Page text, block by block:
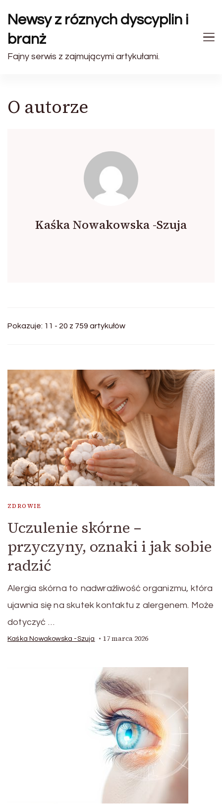
Newsy z róznych dyscyplin i
branż
Fajny serwis z zajmującymi artykułami.
O autorze
Kaśka Nowakowska -Szuja
Pokazuje: 11 - 20 z 759 artykułów
ZDROWIE
Uczulenie skórne –
przyczyny, oznaki i jak sobie
radzić
Alergia skórna to nadwrażliwość organizmu, która
ujawnia się na skutek kontaktu z alergenem. Może
dotyczyć …
Kaśka Nowakowska -Szuja 17 marca 2026